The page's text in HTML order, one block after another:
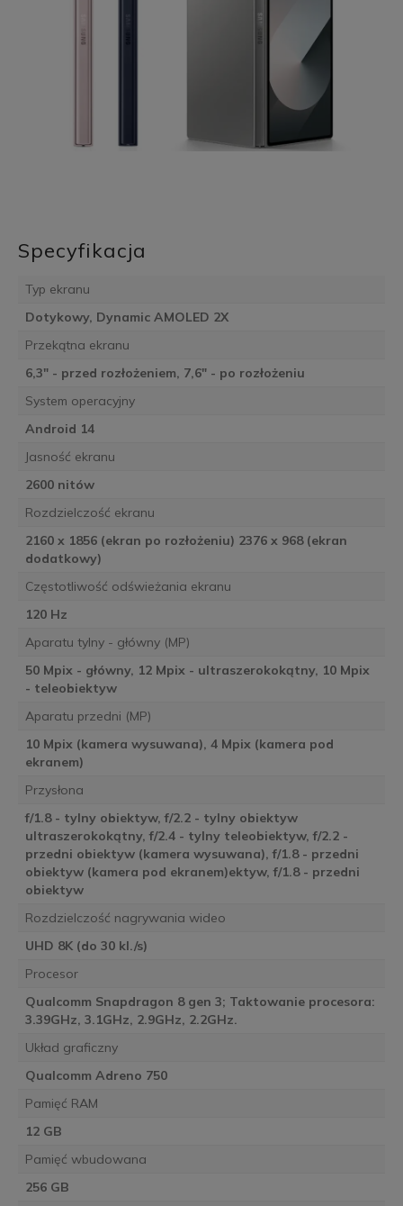
Specyfikacja
Typ ekranu
Dotykowy, Dynamic AMOLED 2X
Przekątna ekranu
6,3" - przed rozłożeniem, 7,6" - po rozłożeniu
System operacyjny
Android 14
Jasność ekranu
2600 nitów
Rozdzielczość ekranu
2160 x 1856 (ekran po rozłożeniu) 2376 x 968 (ekran
dodatkowy)
Częstotliwość odświeżania ekranu
120 Hz
Aparatu tylny - główny (MP)
50 Mpix - główny, 12 Mpix - ultraszerokokątny, 10 Mpix
- teleobiektyw
Aparatu przedni (MP)
10 Mpix (kamera wysuwana), 4 Mpix (kamera pod
ekranem)
Przysłona
f/1.8 - tylny obiektyw, f/2.2 - tylny obiektyw
ultraszerokokątny, f/2.4 - tylny teleobiektyw, f/2.2 -
przedni obiektyw (kamera wysuwana), f/1.8 - przedni
obiektyw (kamera pod ekranem)ektyw, f/1.8 - przedni
obiektyw
Rozdzielczość nagrywania wideo
UHD 8K (do 30 kl./s)
Procesor
Qualcomm Snapdragon 8 gen 3; Taktowanie procesora:
3.39GHz, 3.1GHz, 2.9GHz, 2.2GHz.
Układ graficzny
Qualcomm Adreno 750
Pamięć RAM
12 GB
Pamięć wbudowana
256 GB